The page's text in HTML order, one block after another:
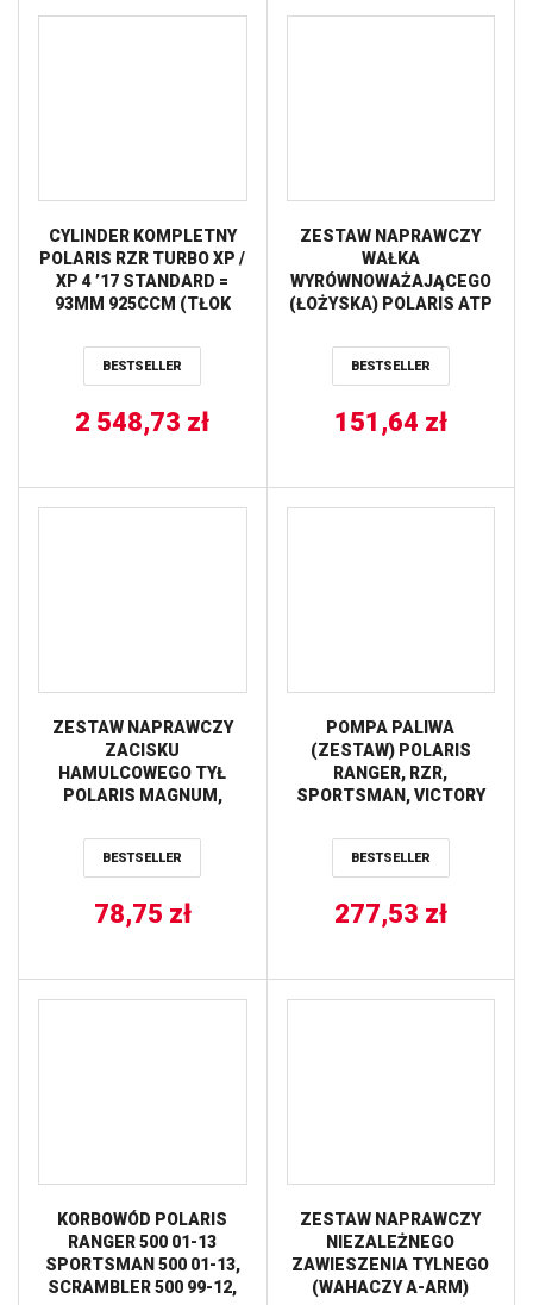
CYLINDER KOMPLETNY
POLARIS RZR TURBO XP /
XP 4 ’17 STANDARD =
93MM 925CCM (TŁOK
END + CYLINDER) (9.1:1)
CYLINDER WORKS
BESTSELLER
2 548,73 zł
ZESTAW NAPRAWCZY
WAŁKA
WYRÓWNOWAŻAJĄCEGO
(ŁOŻYSKA) POLARIS ATP
2X4, SCRAMBLER 500,
SPORTSMAN
400/500, WORKER 500
HOT RODS
BESTSELLER
151,64 zł
ZESTAW NAPRAWCZY
ZACISKU
HAMULCOWEGO TYŁ
POLARIS MAGNUM,
BLAZER, TRAIL BOSS,
XPLORER ALL BALLS
BESTSELLER
78,75 zł
POMPA PALIWA
(ZESTAW) POLARIS
RANGER, RZR,
SPORTSMAN, VICTORY
BESTSELLER
277,53 zł
KORBOWÓD POLARIS
RANGER 500 01-13
SPORTSMAN 500 01-13,
SCRAMBLER 500 99-12,
ZESTAW NAPRAWCZY
NIEZALEŻNEGO
ZAWIESZENIA TYLNEGO
(WAHACZY A-ARM)